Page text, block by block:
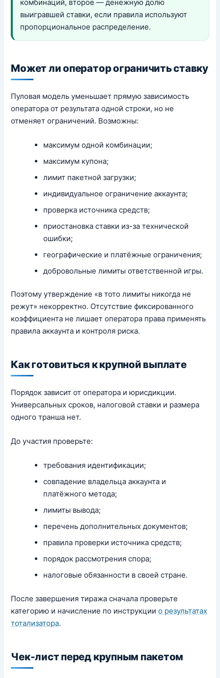
комбинаций, второе — денежную долю
выигравшей ставки, если правила используют
пропорциональное распределение.
Может ли оператор ограничить ставку
Пуловая модель уменьшает прямую зависимость
оператора от результата одной строки, но не
отменяет ограничений. Возможны:
максимум одной комбинации;
максимум купона;
лимит пакетной загрузки;
индивидуальное ограничение аккаунта;
проверка источника средств;
приостановка ставки из-за технической
ошибки;
географические и платёжные ограничения;
добровольные лимиты ответственной игры.
Поэтому утверждение «в тото лимиты никогда не
режут» некорректно. Отсутствие фиксированного
коэффициента не лишает оператора права применять
правила аккаунта и контроля риска.
Как готовиться к крупной выплате
Порядок зависит от оператора и юрисдикции.
Универсальных сроков, налоговой ставки и размера
одного транша нет.
До участия проверьте:
требования идентификации;
совпадение владельца аккаунта и
платёжного метода;
лимиты вывода;
перечень дополнительных документов;
правила проверки источника средств;
порядок рассмотрения спора;
налоговые обязанности в своей стране.
После завершения тиража сначала проверьте
категорию и начисление по инструкциио результатах
тотализатора.
Чек-лист перед крупным пакетом